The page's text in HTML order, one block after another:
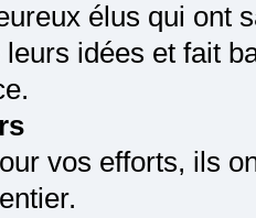
élus qui ont
leurs idées et fait
vos efforts, ils